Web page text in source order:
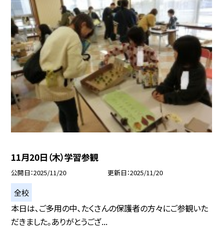
11月20日（木）学習参観
公開日 2025/11/20 更新日 2025/11/20
全校
本日は、ご多用の中、たくさんの保護者の方々にご参観いた
だきました。ありがとうござ...